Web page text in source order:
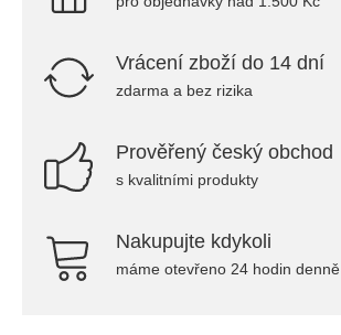
Vrácení zboží do 14 dní
zdarma a bez rizika
Prověřený český obchod
s kvalitními produkty
Nakupujte kdykoli
máme otevřeno 24 hodin denně